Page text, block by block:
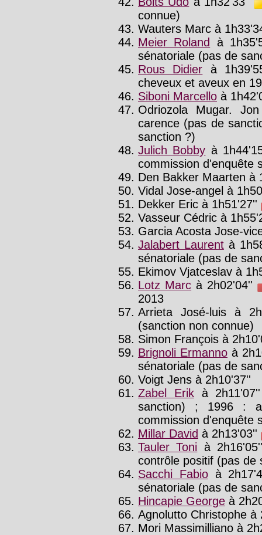
connue)
Wauters Marc à
Meier Roland
à
sénatoriale (pas de
Rous Didier à
cheveux et aveux en
Siboni Marcello à
Odriozola Mugar.
carence (pas de
sanction ?)
Julich Bobby à
commission d'enquête
Den Bakker Maarten à
Vidal Jose-angel à
Dekker Eric à 1h51'27''
Vasseur Cédric à
Garcia Acosta Jose-
Jalabert Laurentà
sénatoriale (pas de
Ekimov Vjatceslav à
Lotz Marc à 2h02'04''
2013
Arrieta José-luis à
(sanction non connue)
Simon François à
Brignoli Ermanno à
sénatoriale (pas de
Voigt Jens à 2h10'37''
Zabel Erikà
sanction) ; 1996 :
commission d'enquête
Millar David à 2h13'03''
Tauler Toni à
contrôle positif (pas de
Sacchi Fabioà
sénatoriale (pas de
Hincapie George à
Agnolutto Christophe à
Mori Massimilliano à